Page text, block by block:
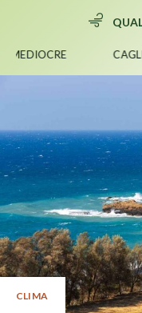
contenuto
CATANIA:
CLIMA